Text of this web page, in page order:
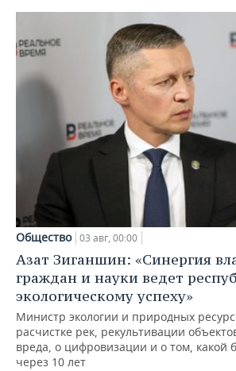
Общество 03 авг, 00:00
Азат Зиганшин: «Синергия
граждан и науки ведет
экологическому успеху»
Министр экологии и природных
расчистке рек, рекультивации
вреда, о цифровизации и о том, какой
через 10 лет